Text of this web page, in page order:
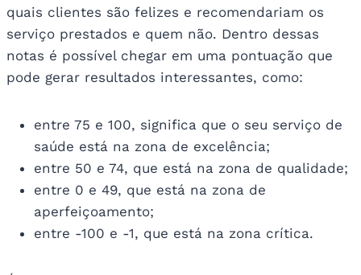
quais clientes são felizes e recomendariam os
serviço prestados e quem não. Dentro dessas
notas é possível chegar em uma pontuação que
pode gerar resultados interessantes, como:
entre 75 e 100, significa que o seu serviço de
saúde está na zona de excelência;
entre 50 e 74, que está na zona de qualidade;
entre 0 e 49, que está na zona de
aperfeiçoamento;
entre -100 e -1, que está na zona crítica.